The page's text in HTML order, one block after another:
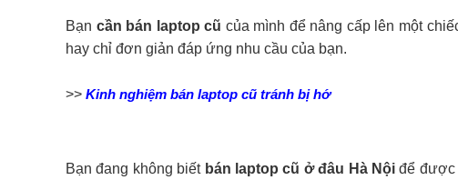
Bạn cần bán laptop cũ của mình để nâng cấp lên một
hay chỉ đơn giản đáp ứng nhu cầu của bạn.
>> Kinh nghiệm bán laptop cũ tránh bị hớ
Bạn đang không biết bán laptop cũ ở đâu Hà Nội để được